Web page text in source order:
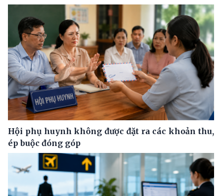
Hội phụ huynh không được đặt ra các khoản thu,
ép buộc đóng góp